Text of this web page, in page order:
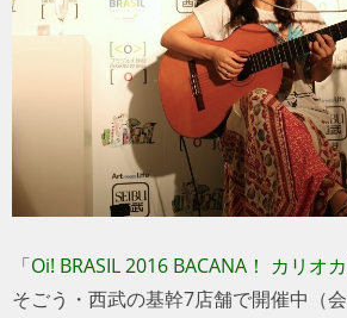
「Oi! BRASIL 2016 BACANA！ カリオ
そごう・西武の基幹7店舗で開催中（